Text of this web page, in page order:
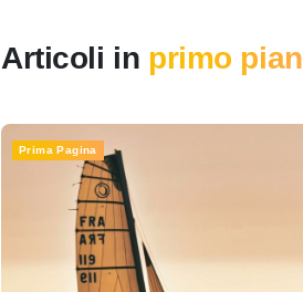
Articoli in primo
Prima Pagina